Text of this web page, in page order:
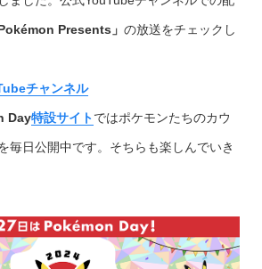
Presents」 の放送をチェックし
チャンネル
Day特設サイトではポケモンたちのカウ
毎日公開中です。そちらも楽しんでいき